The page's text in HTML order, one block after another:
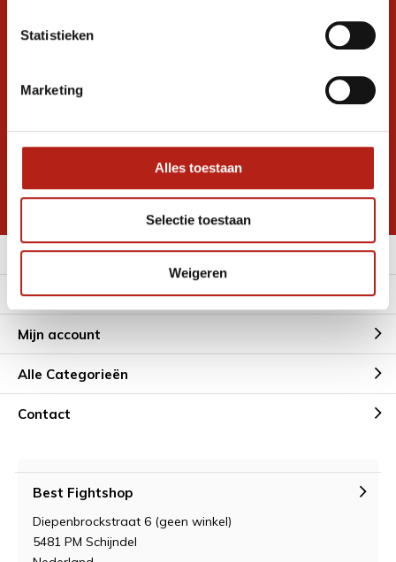
Statistieken
Marketing
Alles toestaan
Selectie toestaan
Weigeren
Volg ons
promoties
* Lees hier de wettelijke beperkingen
Meer informatie
Klantenservice
Mijn account
Alle Categorieën
Contact
Best Fightshop
Diepenbrockstraat 6 (geen winkel)
5481 PM Schijndel